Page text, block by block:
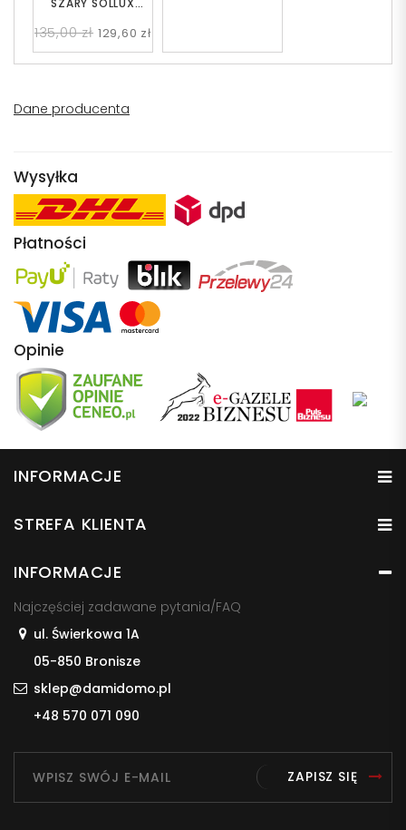
SZARY SOLLUX
135,00 zł 129,60 zł
Dane producenta
Wysyłka
Płatności
Opinie
INFORMACJE
STREFA KLIENTA
INFORMACJE
Najczęściej zadawane pytania/FAQ
ul. Świerkowa 1A
05-850 Bronisze
sklep@damidomo.pl
+48 570 071 090
ZAPISZ SIĘ